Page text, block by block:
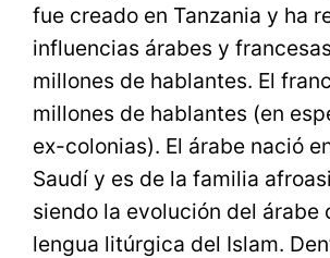
fue creado en Tanzania y ha
influencias árabes y
millones de hablantes. El
millones de hablantes (en
ex-colonias). El árabe nació
Saudí y es de la familia
siendo la evolución del árabe
lengua litúrgica del Islam.